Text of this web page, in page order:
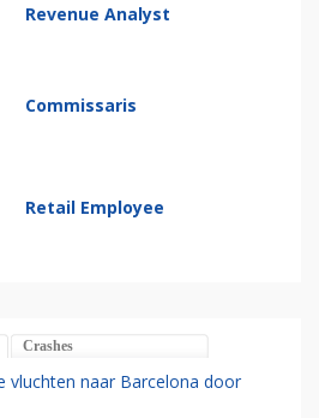
Revenue Analyst
Commissaris
Retail Employee
Crashes
vluchten naar Barcelona door